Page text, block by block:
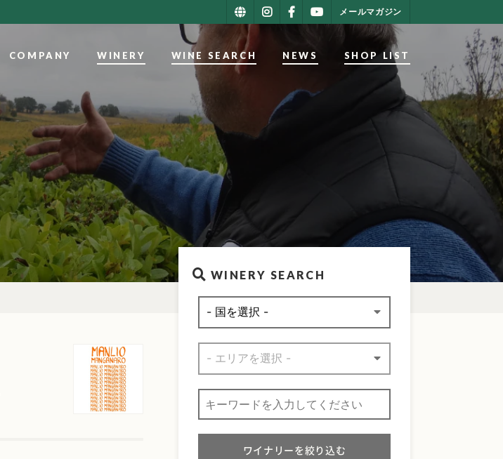
メールマガジン
COMPANY WINERY WINE SEARCH NEWS SHOP LIST
WINERY SEARCH